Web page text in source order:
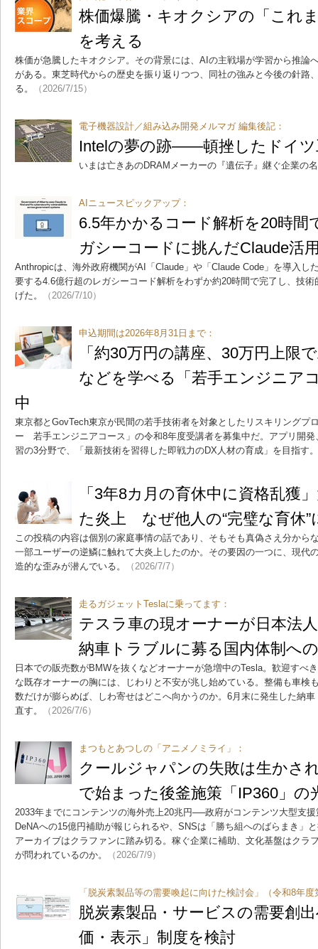
株価爆騰・キオクシアの「これ
を考える
株価が急騰したキオクシア。その背景には、AIの主戦場が学習から推論
がある。東芝時代からの歴史を振り返りつつ、同社の強みと今後の針路
る。
（2026/7/15）
電子機器設計／組み込み開発メルマガ 編集後記：
Intelの夢の跡――頓挫したドイツ
いまは亡きあのDRAMメーカーの『遺伝子』継ぐ企業の
AIニュースピックアップ：
6.5年かかるコード解析を20時
ガシーコードに挑んだClaude活
Anthropicは、海外政府機関がAI「Claude」や「Claude Code」を導入し
要する4.6億行超のレガシーコード解析をわずか約20時間で完了し、技
げた。
（2026/7/10）
申込期間は2026年8月31日まで：
「約30万円の講座、30万円上
などを学べる「若手エンジニア
中
東京都とGovTech東京が民間の若手技術者を対象としたリスキリングプ
ー 若手エンジニアコース」の令和8年度受講者を募集中だ。アプリ開
習の3分野で、「最新技術を習得した即戦力のDX人材の育成」を目指す。
「3年8カ月の育休中に資格乱獲
た炎上 なぜ他人の“完璧な育休
この投稿の内容は個別の家庭事情の話であり、そもそも真偽さえ分から
一部ユーザーの逆鱗に触れて大炎上したのか。その要因の一つに、現代
造的な歪みが潜んでいる。
（2026/7/7）
走るガジェットTeslaに乗ってます：
テスラ車の現オーナーが日本法
納車トラブルに募る国内体制へ
日本での販売数がBMWを抜くなどオーナーが急増中のTesla。歓迎すべ
な既存オーナーの胸には、じわりと不安が兆し始めている。整備も車検
数だけが膨らめば、しわ寄せはどこへ向かうのか。6月末に発生した納
直す。
（2026/7/6）
まつもとあつしの「アニメノミライ」：
クールジャパンの失敗は生かさ
で始まった後釜施策「IP360」の
2033年までにコンテンツの海外売上20兆円──政府がコンテンツ大型支
DeNAへの15億円補助が報じられるや、SNSは「勝ち組へのばらまき」
アーカイブはクラファンに踏み切る。稼ぐ企業に補助、文化基盤はクラ
が問われているのか。
（2026/7/9）
「脱炭素製品等の需要喚起に向けた検討会」（令和8年度
脱炭素製品・サービスの需要創
価・表示」制度を検討